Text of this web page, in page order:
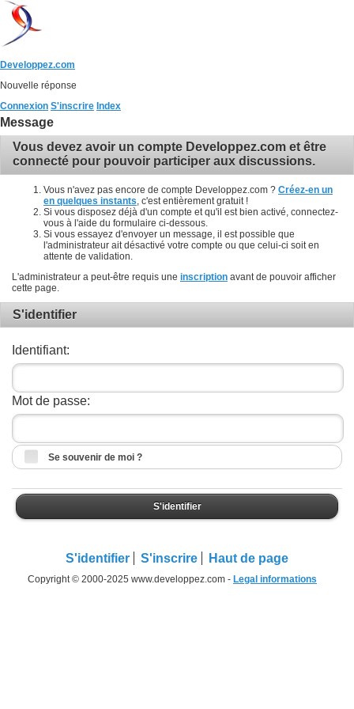
Developpez.com
Nouvelle réponse
Connexion S'inscrire Index
Message
Vous devez avoir un compte Developpez.com et être
connecté pour pouvoir participer aux discussions.
Vous n'avez pas encore de compte Developpez.com ? Créez-en un
en quelques instants , c'est entièrement gratuit !
Si vous disposez déjà d'un compte et qu'il est bien activé, connectez-
vous à l'aide du formulaire ci-dessous.
Si vous essayez d'envoyer un message, il est possible que
l'administrateur ait désactivé votre compte ou que celui-ci soit en
attente de validation.
L'administrateur a peut-être requis une inscription avant de pouvoir afficher
cette page.
S'identifier
Identifiant:
Mot de passe:
Se souvenir de moi ?
S'identifier
S'identifier S'inscrire Haut de page
Copyright © 2000-2025 www.developpez.com - Legal informations